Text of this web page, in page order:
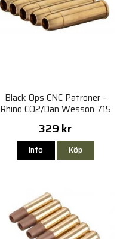
Black Ops CNC Patroner -
Rhino CO2/Dan Wesson 715
329 kr
Info Köp